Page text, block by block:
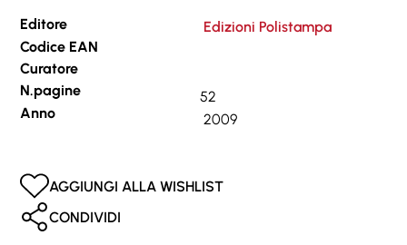
Editore
Edizioni Polistampa
Codice EAN
Curatore
N.pagine
52
Anno
2009
AGGIUNGI ALLA WISHLIST
CONDIVIDI